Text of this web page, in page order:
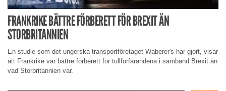
FRANKRIKE BÄTTRE FÖRBERETT FÖR BREXIT ÄN
STORBRITANNIEN
En studie som det ungerska transportföretaget Waberer's har gjort, visar
att Frankrike var bättre förberett för tullförfarandena i samband Brexit än
vad Storbritannien var.